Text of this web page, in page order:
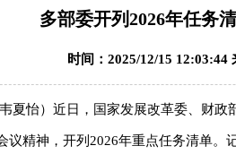
多部委开列2026年任务
时间：2025/12/15 12:03:44
夏怡）近日，国家发展改革委、财政
议精神，开列2026年重点任务清单